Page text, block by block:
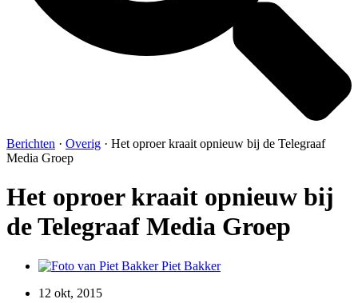
Berichten · Overig · Het oproer kraait opnieuw bij de Telegraaf
Media Groep
Het oproer kraait opnieuw bij
de Telegraaf Media Groep
Piet Bakker
12 okt, 2015